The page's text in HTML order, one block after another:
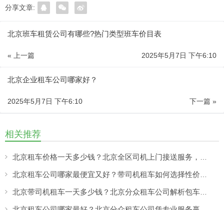
分享文章:
北京班车租赁公司有哪些?热门类型班车价目表
« 上一篇 2025年5月7日 下午6:10
北京企业租车公司哪家好？
下一篇 »
2025年5月7日 下午6:10
相关推荐
北京租车价格一天多少钱？北京全区司机上门接送服务，让出行更方便
北京租车公司哪家最便宜又好？带司机租车如何选择性价比高的服务
北京带司机租车一天多少钱？北京分众租车公司解析包车价格与服务优势